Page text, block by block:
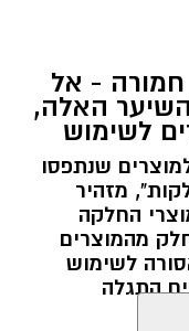
את תחום
אירועי תוכן
מגוונים, תוך
להשכלה
קהל.
- אל
האלה,
לשימוש
שנתפסו
מזהיר
החלקה
מהמוצרים
לשימוש
התגלה